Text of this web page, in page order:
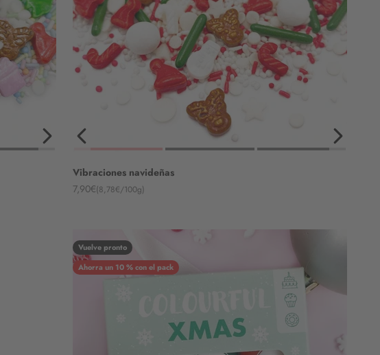
Vibraciones navideñas
Angebot
7,90€(8,78€/100g)
Vuelve pronto
Ahorra un 10 % con el pack